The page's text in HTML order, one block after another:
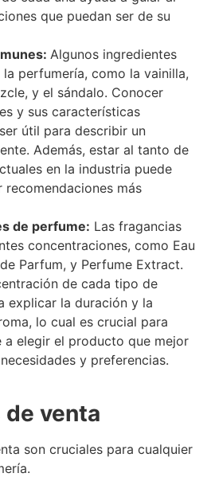
que puedan ser de su
Algunos ingredientes
la perfumería, como la vainilla,
y el sándalo. Conocer
y sus características
útil para describir un
Además, estar al tanto de
en la industria puede
más
de perfume: Las fragancias
concentraciones, como Eau
Parfum, y Perfume Extract.
de cada tipo de
explicar la duración y la
lo cual es crucial para
a elegir el producto que mejor
y preferencias.
venta
son cruciales para cualquier